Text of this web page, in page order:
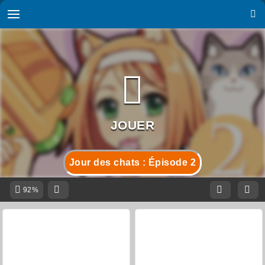
Jour des chats : Épisode 2
92%